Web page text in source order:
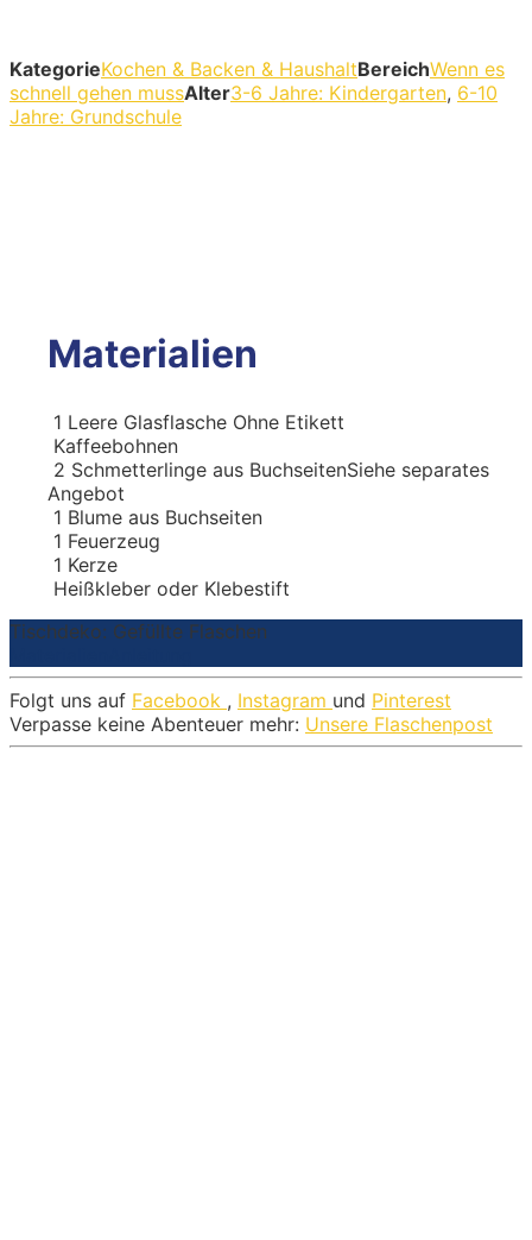
KategorieKochen & Backen & HaushaltBereichWenn es
schnell gehen mussAlter3-6 Jahre: Kindergarten, 6-10
Jahre: Grundschule
Materialien
1 Leere Glasflasche Ohne Etikett
Kaffeebohnen
2 Schmetterlinge aus BuchseitenSiehe separates
Angebot
1 Blume aus Buchseiten
1 Feuerzeug
1 Kerze
Heißkleber oder Klebestift
Tischdeko: Gefüllte Flaschen
Folgt uns auf Facebook , Instagram und Pinterest
Verpasse keine Abenteuer mehr: Unsere Flaschenpost